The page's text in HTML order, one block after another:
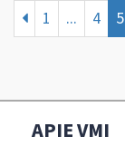
1 ... 4 5
APIE VMI